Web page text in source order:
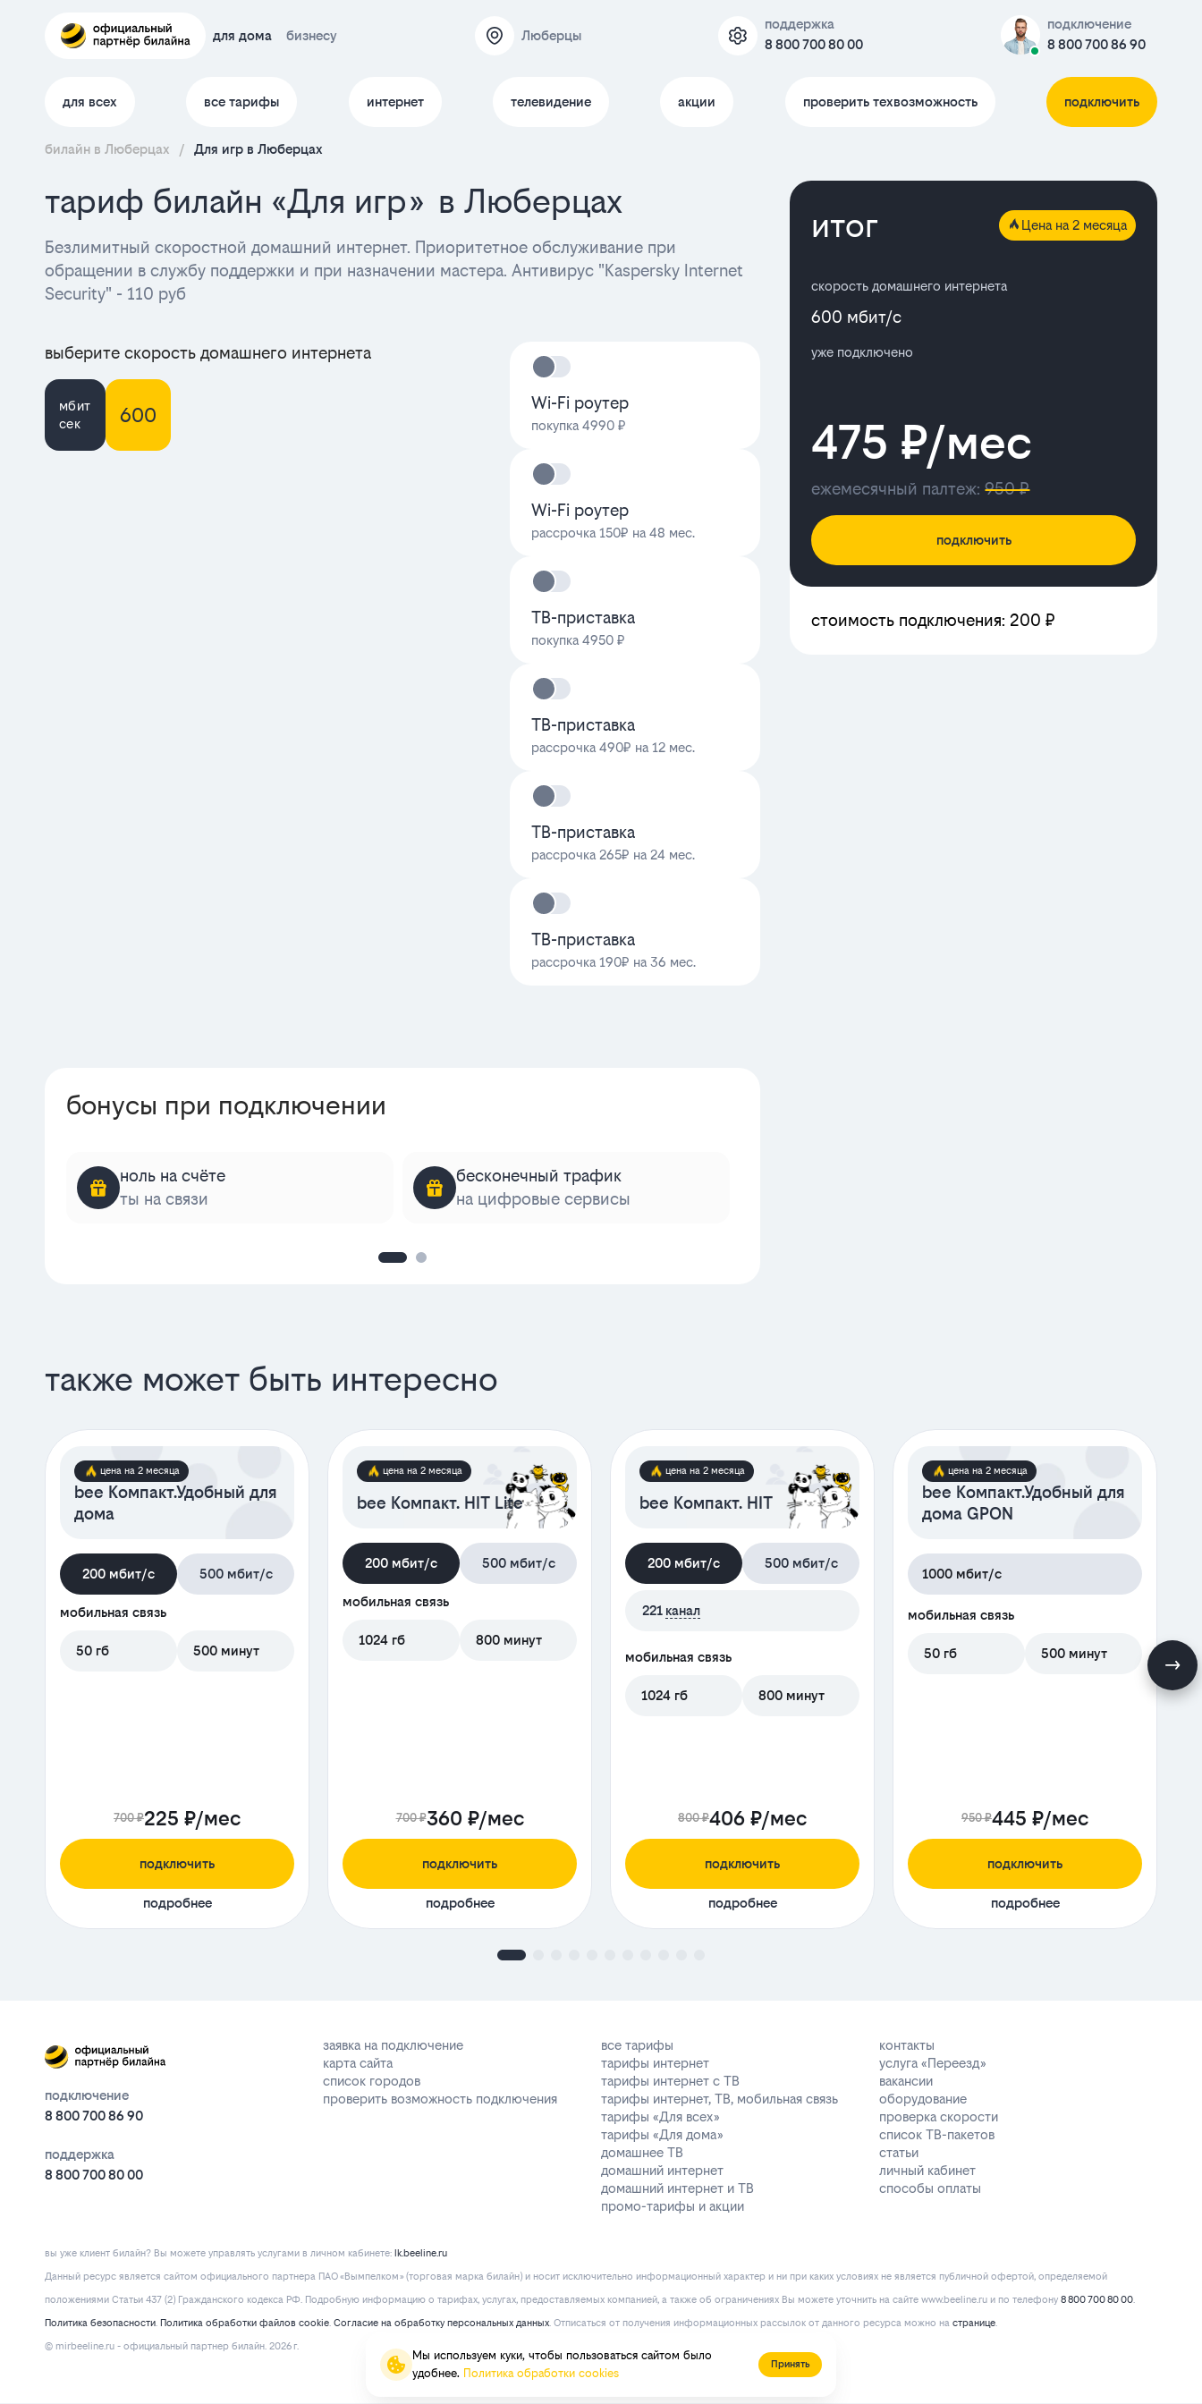
для дома бизнесу Люберцы
поддержка
8 800 700 80 00
подключение
8 800 700 86 90
для всех все тарифы интернет телевидение акции проверить техвозможность подключить
билайн в Люберцах / Для игр в Люберцах
тариф билайн «Для игр» в Люберцах
Безлимитный скоростной домашний интернет. Приоритетное обслуживание при
обращении в службу поддержки и при назначении мастера. Антивирус "Kaspersky Internet
Security" - 110 руб
выберите скорость домашнего интернета
мбит
сек
600
Wi-Fi роутер
покупка 4990 ₽
Wi-Fi роутер
рассрочка 150₽ на 48 мес.
ТВ-приставка
покупка 4950 ₽
ТВ-приставка
рассрочка 490₽ на 12 мес.
ТВ-приставка
рассрочка 265₽ на 24 мес.
ТВ-приставка
рассрочка 190₽ на 36 мес.
бонусы при подключении
ноль на счёте
ты на связи
бесконечный трафик
на цифровые сервисы
итог Цена на 2 месяца
скорость домашнего интернета
600 мбит/с
уже подключено
475 ₽/мес
ежемесячный палтеж:950 ₽
подключить
стоимость подключения: 200 ₽
также может быть интересно
цена на 2 месяца
bee Компакт.Удобный для
дома
200 мбит/с 500 мбит/с
мобильная связь
50 гб 500 минут
700 ₽225 ₽/мес
подключить
подробнее
цена на 2 месяца
bee Компакт. HIT Lite
200 мбит/с 500 мбит/с
мобильная связь
1024 гб 800 минут
700 ₽360 ₽/мес
подключить
подробнее
цена на 2 месяца
bee Компакт. HIT
200 мбит/с 500 мбит/с
221 канал
мобильная связь
1024 гб 800 минут
800 ₽406 ₽/мес
подключить
подробнее
цена на 2 месяца
bee Компакт.Удобный для
дома GPON
1000 мбит/с
мобильная связь
50 гб 500 минут
950 ₽445 ₽/мес
подключить
подробнее
подключение
8 800 700 86 90
поддержка
8 800 700 80 00
заявка на подключение
карта сайта
список городов
проверить возможность подключения
все тарифы
тарифы интернет
тарифы интернет с ТВ
тарифы интернет, ТВ, мобильная связь
тарифы «Для всех»
тарифы «Для дома»
домашнее ТВ
домашний интернет
домашний интернет и ТВ
промо-тарифы и акции
контакты
услуга «Переезд»
вакансии
оборудование
проверка скорости
список ТВ-пакетов
статьи
личный кабинет
способы оплаты
вы уже клиент билайн? Вы можете управлять услугами в личнoм кaбинeтe:
lk.beeline.ru
Данный ресурс является сайтом официального партнера ПАО «Вымпелком» (торговая марка билайн) и носит исключительно информационный характер и ни при каких условиях не является публичной офертой, определяемой
положениями Статьи 437 (2) Гражданского кодекса РФ. Подробную информацию о тарифах, услугах, предоставляемых компанией, а также об ограничениях Вы можете уточнить на сайте www.beeline.ru и по телефону 8 800 700 80 00.
Политика безопасности. Политика обработки файлов cookie. Согласие на обработку персональных данных. Отписаться от получения информационных рассылок от данного ресурса можно на странице.
© mirbeeline.ru - официальный партнер билайн. 2026 г.
Мы используем куки, чтобы пользоваться сайтом было
удобнее. Политика обработки cookies
Принять